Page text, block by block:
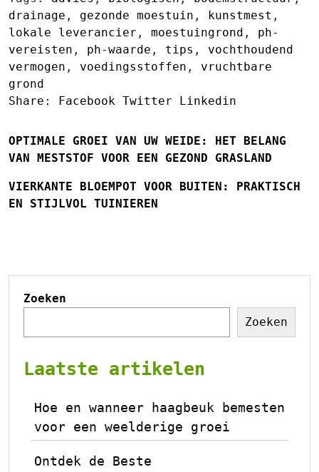
drainage , gezonde moestuin , kunstmest ,
lokale leverancier , moestuingrond , ph-
vereisten , ph-waarde , tips , vochthoudend
vermogen , voedingsstoffen , vruchtbare
grond
Share:
Facebook Twitter Linkedin
OPTIMALE GROEI VAN UW WEIDE: HET BELANG
VAN MESTSTOF VOOR EEN GEZOND GRASLAND
VIERKANTE BLOEMPOT VOOR BUITEN: PRAKTISCH
EN STIJLVOL TUINIEREN
Zoeken
Zoeken
Laatste artikelen
Hoe en wanneer haagbeuk bemesten
voor een weelderige groei
Ontdek de Beste